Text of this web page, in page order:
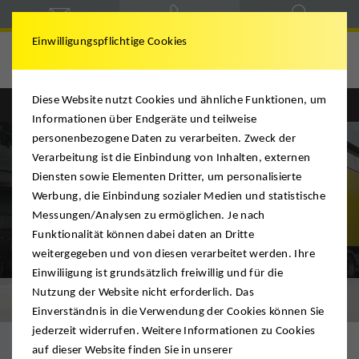
Unternehmensumzug
Einwilligungspflichtige Cookies
Diese Website nutzt Cookies und ähnliche Funktionen, um
Informationen über Endgeräte und teilweise
personenbezogene Daten zu verarbeiten. Zweck der
Verarbeitung ist die Einbindung von Inhalten, externen
Diensten sowie Elementen Dritter, um personalisierte
Werbung, die Einbindung sozialer Medien und statistische
Messungen/Analysen zu ermöglichen. Je nach
Funktionalität können dabei daten an Dritte
weitergegeben und von diesen verarbeitet werden. Ihre
Einwiliigung ist grundsätzlich freiwillig und für die
Nutzung der Website nicht erforderlich. Das
Einverständnis in die Verwendung der Cookies können Sie
jederzeit widerrufen. Weitere Informationen zu Cookies
auf dieser Website finden Sie in unserer